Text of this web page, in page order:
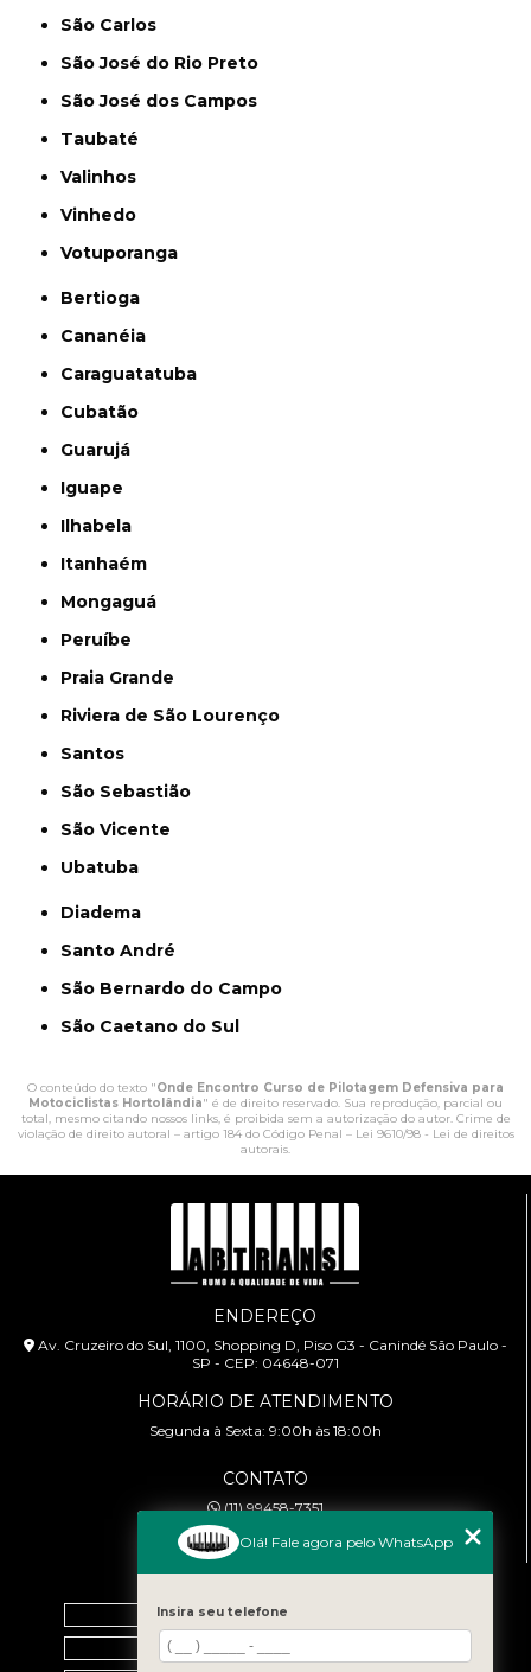
São Carlos
São José do Rio Preto
São José dos Campos
Taubaté
Valinhos
Vinhedo
Votuporanga
Bertioga
Cananéia
Caraguatatuba
Cubatão
Guarujá
Iguape
Ilhabela
Itanhaém
Mongaguá
Peruíbe
Praia Grande
Riviera de São Lourenço
Santos
São Sebastião
São Vicente
Ubatuba
Diadema
Santo André
São Bernardo do Campo
São Caetano do Sul
O conteúdo do texto "Onde Encontro Curso de Pilotagem Defensiva para
Motociclistas Hortolândia" é de direito reservado. Sua reprodução, parcial ou
total, mesmo citando nossos links, é proibida sem a autorização do autor. Crime de
violação de direito autoral – artigo 184 do Código Penal – Lei 9610/98 - Lei de direitos
autorais.
ENDEREÇO
Av. Cruzeiro do Sul, 1100, Shopping D, Piso G3 - Canindé São Paulo -
SP - CEP: 04648-071
HORÁRIO DE ATENDIMENTO
Segunda à Sexta: 9:00h às 18:00h
CONTATO
(11) 99458-7351
cursoabtrans@gmail.com
Home
Empresa
Olá! Fale agora pelo WhatsApp
Insira seu telefone